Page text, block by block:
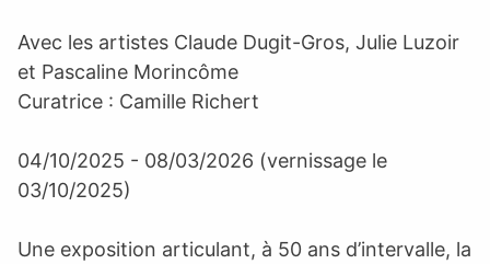
Avec les artistes Claude Dugit-Gros, Julie Luzoir
et Pascaline Morincôme
Curatrice : Camille Richert
04/10/2025 - 08/03/2026 (vernissage le
03/10/2025)
Une exposition articulant, à 50 ans d’intervalle, la